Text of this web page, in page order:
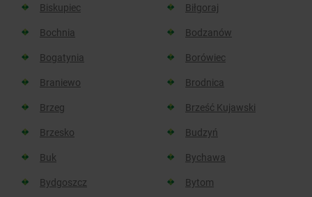
Biskupiec
Biłgoraj
Bochnia
Bodzanów
Bogatynia
Borówiec
Braniewo
Brodnica
Brzeg
Brześć Kujawski
Brzesko
Budzyń
Buk
Bychawa
Bydgoszcz
Bytom